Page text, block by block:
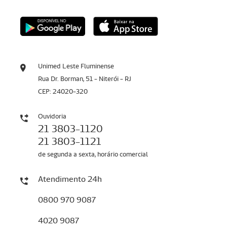
Unimed Leste Fluminense
Rua Dr. Borman, 51 - Niterói - RJ
CEP: 24020-320
Ouvidoria
21 3803-1120
21 3803-1121
de segunda a sexta, horário comercial
Atendimento 24h
0800 970 9087
4020 9087